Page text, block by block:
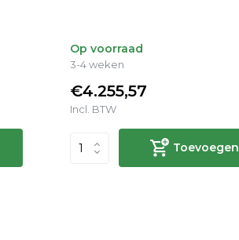
Op voorraad
3-4 weken
€4.255,57
Incl. BTW
Toevoegen